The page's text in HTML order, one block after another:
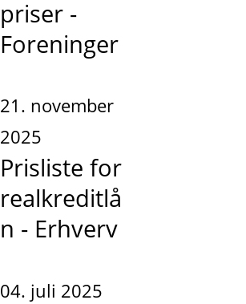
priser -
Foreninger
21. november
2025
Prisliste for
realkreditlå
n - Erhverv
04. juli 2025